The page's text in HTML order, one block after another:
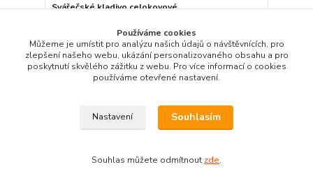
Svářečské kladivo celokovové
Obvykle 3 - 7 dní
Detail
z 1
Používáme cookies
Můžeme je umístit pro analýzu našich údajů o návštěvnících, pro
zlepšení našeho webu, ukázání personalizovaného obsahu a pro
poskytnutí skvělého zážitku z webu. Pro více informací o cookies
používáme otevřené nastavení.
Nastavení Souhlasím
Souhlas můžete odmítnout zde.